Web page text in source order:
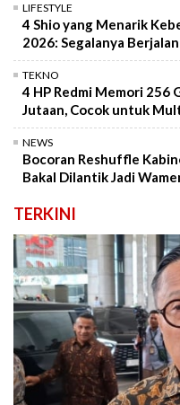
LIFESTYLE
4 Shio yang Menarik
2026: Segalanya
TEKNO
4 HP Redmi Memori 256
Jutaan, Cocok untuk
NEWS
Bocoran Reshuffle
Bakal Dilantik Jadi
TERKINI